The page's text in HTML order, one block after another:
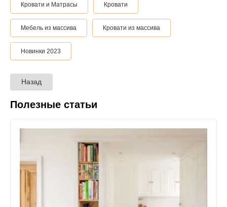
Кровати и Матрасы Кровати
Мебель из массива Кровати из массива
Новинки 2023
Назад
Полезные статьи